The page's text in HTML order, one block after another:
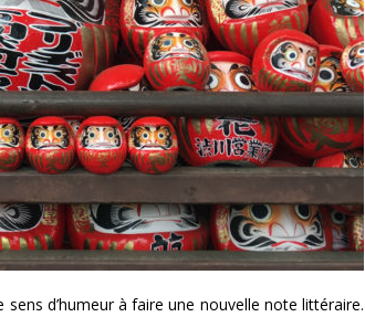
d’humeur à faire une nouvelle note littéraire.